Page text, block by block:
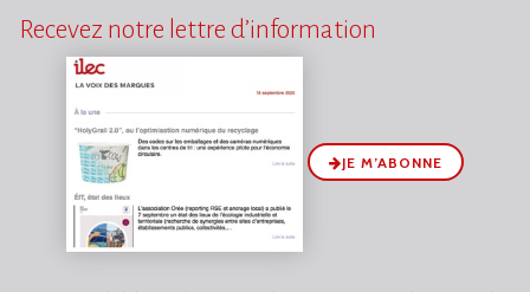
Recevez notre lettre d’information
JE M’ABONNE